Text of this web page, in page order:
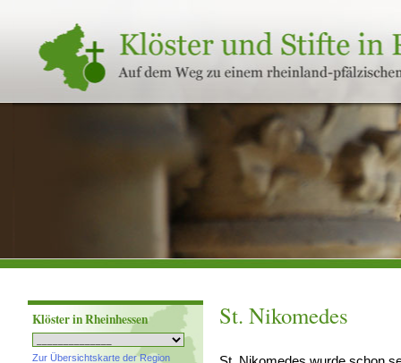
Klöster
und
Stifte
in
Rheinland-
Klöster in Rheinhessen
Zur Übersichtskarte der Region
St. Nikomedes